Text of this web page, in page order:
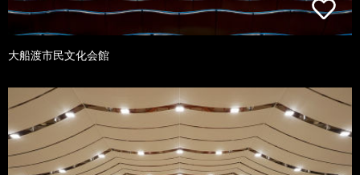
大船渡市民文化会館